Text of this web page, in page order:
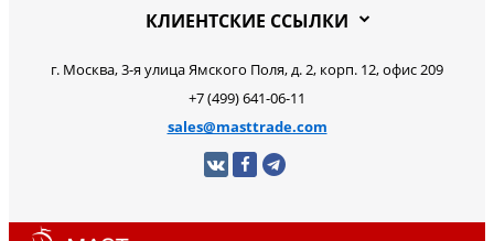
КЛИЕНТСКИЕ ССЫЛКИ
г. Москва, 3-я улица Ямского Поля, д. 2, корп. 12, офис 209
+7 (499) 641-06-11
sales@masttrade.com